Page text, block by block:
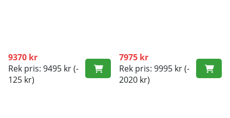
9370 kr
Rek pris: 9495 kr(-
125 kr)
7975 kr
Rek pris: 9995 kr(-
2020 kr)